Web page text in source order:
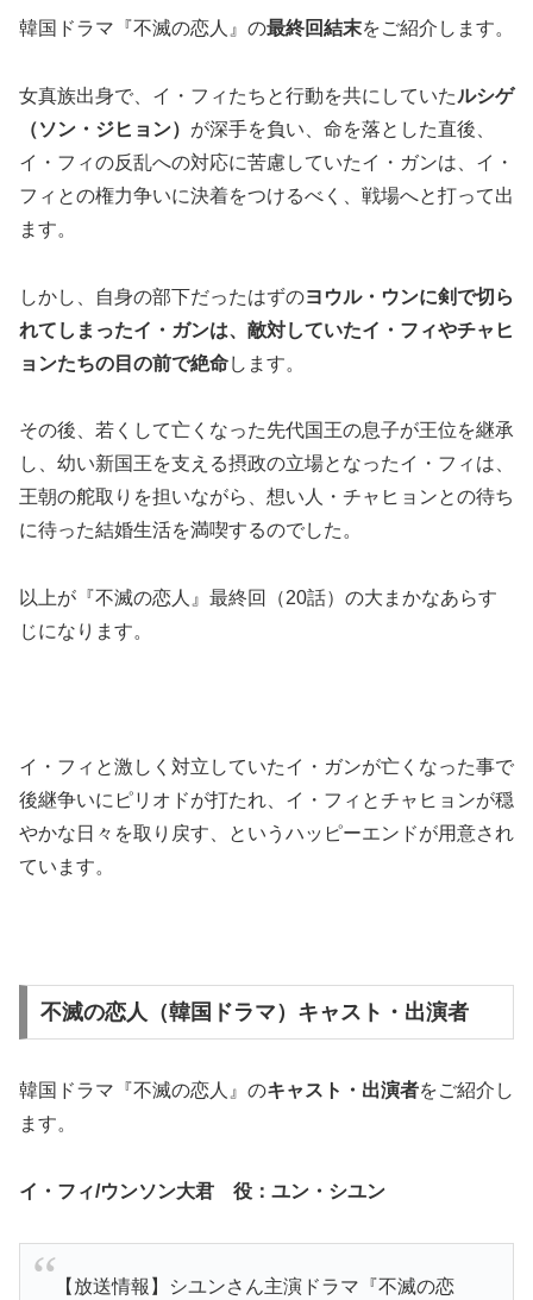
韓国ドラマ『不滅の恋人』の最終回結末をご紹介します。
女真族出身で、イ・フィたちと行動を共にしていたルシゲ
（ソン・ジヒョン） が深手を負い、命を落とした直後、
イ・フィの反乱への対応に苦慮していたイ・ガンは、イ・
フィとの権力争いに決着をつけるべく、戦場へと打って出
ます。
しかし、自身の部下だったはずのヨウル・ウンに剣で切ら
れてしまったイ・ガンは、敵対していたイ・フィやチャヒ
ョンたちの目の前で絶命します。
その後、若くして亡くなった先代国王の息子が王位を継承
し、幼い新国王を支える摂政の立場となったイ・フィは、
王朝の舵取りを担いながら、想い人・チャヒョンとの待ち
に待った結婚生活を満喫するのでした。
以上が『不滅の恋人』最終回（20話）の大まかなあらす
じになります。
イ・フィと激しく対立していたイ・ガンが亡くなった事で
後継争いにピリオドが打たれ、イ・フィとチャヒョンが穏
やかな日々を取り戻す、というハッピーエンドが用意され
ています。
不滅の恋人（韓国ドラマ）キャスト・出演者
韓国ドラマ『不滅の恋人』のキャスト・出演者をご紹介し
ます。
イ・フィ/ウンソン大君 役：ユン・シユン
【放送情報】シユンさん主演ドラマ『不滅の恋